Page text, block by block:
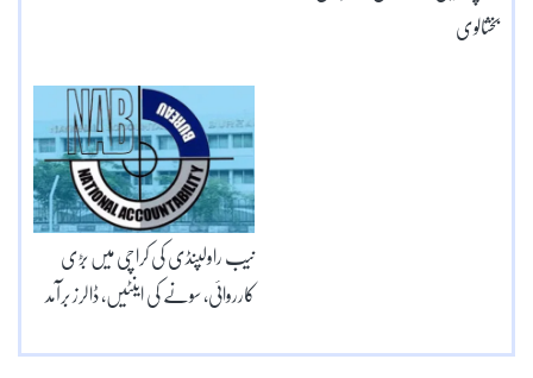
بخشالوی
نیب راولپنڈی کی کراچی میں بڑی
کارروائی، سونے کی اینٹیں، ڈالرز برآمد